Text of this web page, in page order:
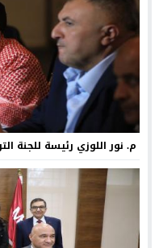
م. نور اللوزي رئيسة للجنة